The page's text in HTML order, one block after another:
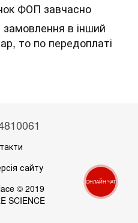
ФОП завчасно
в інший
то по передоплаті
сайту
© 2019
SCIENCE
ОНЛАЙН ЧАТ